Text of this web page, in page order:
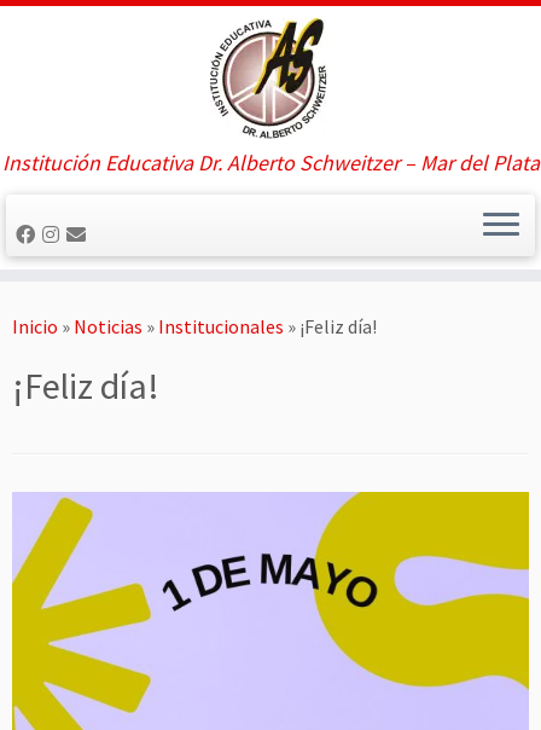
Saltar
Institución Educativa Dr. Alberto Schweitzer – Mar del Plata
Inicio » Noticias » Institucionales » ¡Feliz día!
¡Feliz día!